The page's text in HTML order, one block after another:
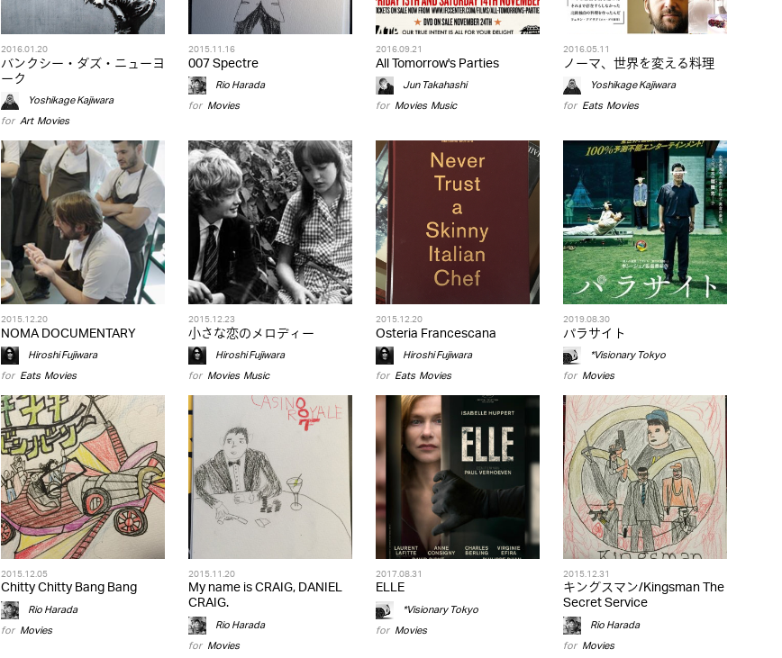
2016.01.20
バンクシー・ダズ・ニューヨ
ーク
Yoshikage Kajiwara
for Art,Movies
2015.11.16
007 Spectre
Rio Harada
for Movies
2016.09.21
All Tomorrow's Parties
Jun Takahashi
for Movies,Music
2016.05.11
ノーマ、世界を変える料理
Yoshikage Kajiwara
for Eats,Movies
2015.12.20
NOMA DOCUMENTARY
Hiroshi Fujiwara
for Eats,Movies
2015.12.23
小さな恋のメロディー
Hiroshi Fujiwara
for Movies,Music
2015.12.20
Osteria Francescana
Hiroshi Fujiwara
for Eats,Movies
2019.08.30
パラサイト
*Visionary Tokyo
for Movies
2015.12.05
Chitty Chitty Bang Bang
Rio Harada
for Movies
2015.11.20
My name is CRAIG, DANIEL
CRAIG.
Rio Harada
for Movies
2017.08.31
ELLE
*Visionary Tokyo
for Movies
2015.12.31
キングスマン/Kingsman The
Secret Service
Rio Harada
for Movies